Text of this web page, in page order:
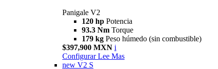
Panigale V2
120 hp Potencia
93.3 Nm Torque
179 kg Peso húmedo (sin combustible)
$397,900 MXN i
Configurar Lee Mas
new V2 S